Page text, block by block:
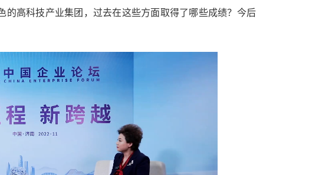
的高科技产业集团，过去在这些方面取得了哪些成绩？今后